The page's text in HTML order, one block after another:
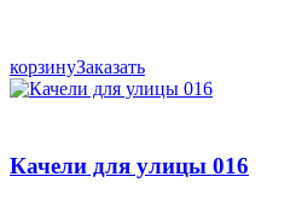
корзинуЗаказать
Качели для улицы 016